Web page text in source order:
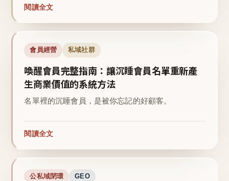
閱讀全文
會員經營 私域社群
喚醒會員完整指南：讓沉睡會員名單重新產
生商業價值的系統方法
名單裡的沉睡會員，是被你忘記的好顧客。
閱讀全文
公私域閉環 GEO